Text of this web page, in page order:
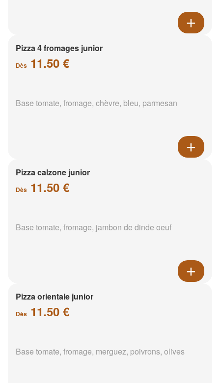
Pizza 4 fromages junior
Dès 11.50 €
Base tomate, fromage, chèvre, bleu, parmesan
Pizza calzone junior
Dès 11.50 €
Base tomate, fromage, jambon de dinde oeuf
Pizza orientale junior
Dès 11.50 €
Base tomate, fromage, merguez, poivrons, olives